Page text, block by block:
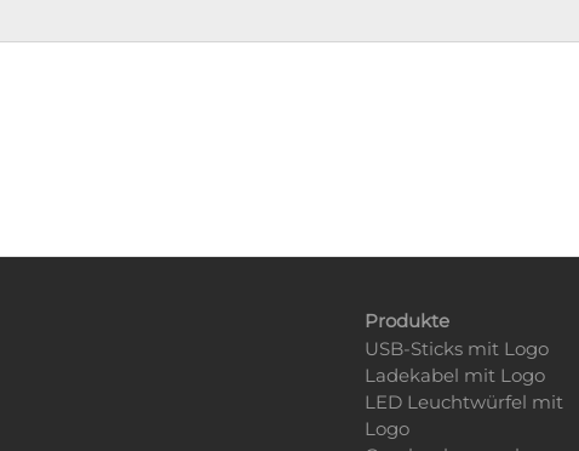
Produkte
USB-Sticks mit Logo
Ladekabel mit Logo
LED Leuchtwürfel mit
Logo